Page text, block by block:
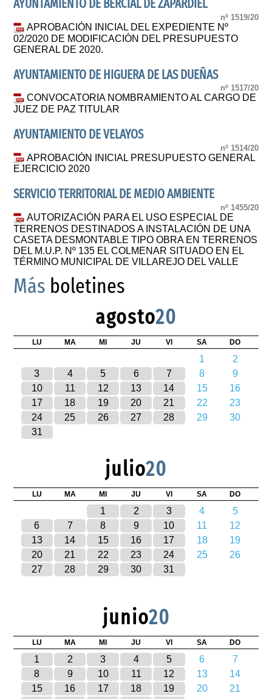
AYUNTAMIENTO DE BERCIAL DE ZAPARDIEL
nº 1519/20
APROBACIÓN INICIAL DEL EXPEDIENTE Nº
02/2020 DE MODIFICACIÓN DEL PRESUPUESTO
GENERAL DE 2020.
AYUNTAMIENTO DE HIGUERA DE LAS DUEÑAS
nº 1517/20
CONVOCATORIA NOMBRAMIENTO AL CARGO DE
JUEZ DE PAZ TITULAR
AYUNTAMIENTO DE VELAYOS
nº 1514/20
APROBACIÓN INICIAL PRESUPUESTO GENERAL
EJERCICIO 2020
SERVICIO TERRITORIAL DE MEDIO AMBIENTE
nº 1455/20
AUTORIZACIÓN PARA EL USO ESPECIAL DE
TERRENOS DESTINADOS A INSTALACIÓN DE UNA
CASETA DESMONTABLE TIPO OBRA EN TERRENOS
DEL M.U.P. Nº 135 EL COLMENAR SITUADO EN EL
TÉRMINO MUNICIPAL DE VILLAREJO DEL VALLE
Más boletines
agosto20
LU MA MI JU VI SA DO
1
2
3
4 5 6 7 8
9
10
11 12 13 14 15
16
17
18 19 20 21 22
23
24
25 26 27 28 29
30
31
julio20
LU MA MI JU VI SA DO
1 2 3 4
5
6
7 8 9 10 11
12
13
14 15 16 17 18
19
20
21 22 23 24 25
26
27
28 29 30 31
junio20
LU MA MI JU VI SA DO
1 2 3 4 5 6
7
8
9 10 11 12 13
14
15
16 17 18 19 20
21